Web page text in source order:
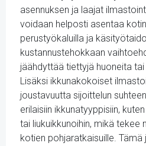
asennuksen ja laajat
voidaan helposti asentaa
perustyökaluilla ja
kustannustehokkaan
jäähdyttää tiettyjä huoneita
Lisäksi ikkunakokoiset
joustavuutta sijoittelun
erilaisiin ikkunatyyppisiin,
tai liukuikkunoihin, mikä tekee
kotien pohjaratkaisuille.